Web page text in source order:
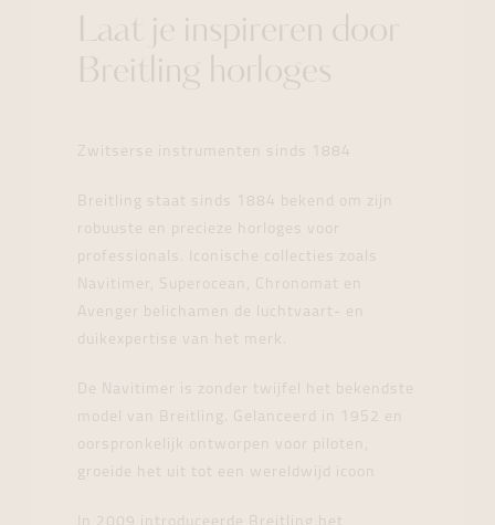
Laat je inspireren door
Breitling horloges
Zwitserse instrumenten sinds 1884
Breitling staat sinds 1884 bekend om zijn
robuuste en precieze horloges voor
professionals. Iconische collecties zoals
Navitimer, Superocean, Chronomat en
Avenger belichamen de luchtvaart- en
duikexpertise van het merk.
De Navitimer is zonder twijfel het bekendste
model van Breitling. Gelanceerd in 1952 en
oorspronkelijk ontworpen voor piloten,
groeide het uit tot een wereldwijd icoon